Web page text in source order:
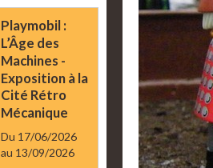
Playmobil :
L’Âge des
Machines -
Exposition à la
Cité Rétro
Mécanique
Du 17/06/2026
au 13/09/2026